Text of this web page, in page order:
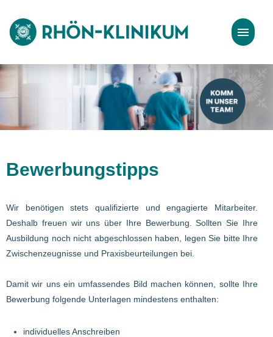
Stellenangebote
Bewerbungstipps
Bewerbungstipps
Wir benötigen stets qualifizierte und engagierte Mitarbeiter.
Deshalb freuen wir uns über Ihre Bewerbung. Sollten Sie Ihre
Ausbildung noch nicht abgeschlossen haben, legen Sie bitte Ihre
Zwischenzeugnisse und Praxisbeurteilungen bei.
Damit wir uns ein umfassendes Bild machen können, sollte Ihre
Bewerbung folgende Unterlagen mindestens enthalten:
individuelles Anschreiben